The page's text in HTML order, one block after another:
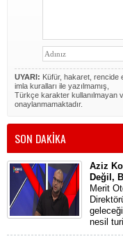
UYARI: Küfür, hakaret, rencide
imla kuralları ile yazılmamış,
Türkçe karakter kullanılmayan
onaylanmamaktadır.
SON DAKİKA
Aziz
Değil,
Merit
nesil